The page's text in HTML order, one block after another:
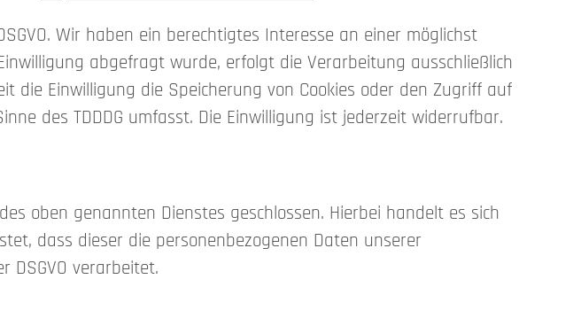
Wir haben ein berechtigtes Interesse an einer möglichst
abgefragt wurde, erfolgt die Verarbeitung ausschließlich
die Einwilligung die Speicherung von Cookies oder den Zugriff auf
des TDDDG umfasst. Die Einwilligung ist jederzeit widerrufbar.
oben genannten Dienstes geschlossen. Hierbei handelt es sich
dass dieser die personenbezogenen Daten unserer
DSGVO verarbeitet.